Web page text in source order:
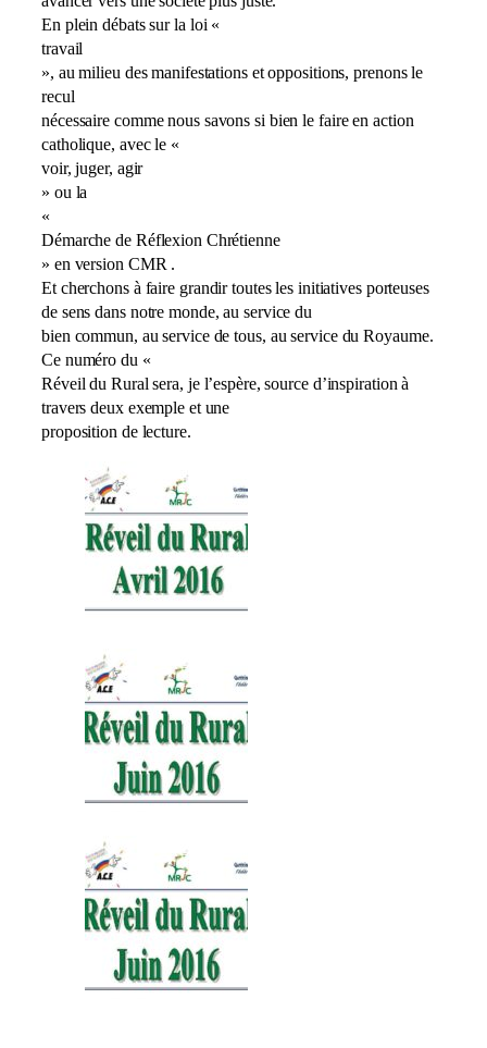
En plein débats sur la loi «
travail
», au milieu des manifestations et oppositions, prenons le
recul
nécessaire comme nous savons si bien le faire en action
catholique, avec le «
voir, juger, agir
» ou la
«
Démarche de Réflexion Chrétienne
» en version CMR .
Et cherchons à faire grandir toutes les initiatives porteuses
de sens dans notre monde, au service du
bien commun, au service de tous, au service du Royaume.
Ce numéro du «
Réveil du Rural sera, je l’espère, source d’inspiration à
travers deux exemple et une
proposition de lecture.